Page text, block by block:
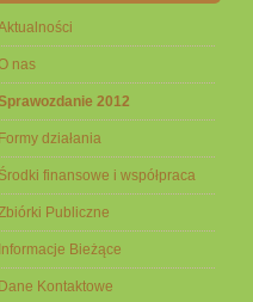
nas
2012
Formy działania
Środki finansowe i współpraca
Publiczne
Informacje Bieżące
Dane Kontaktowe